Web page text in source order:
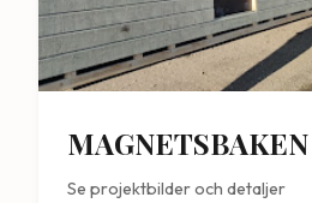
MAGNETSBAKEN
Se projektbilder och detaljer